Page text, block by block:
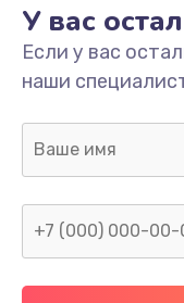
У вас
Если у вас
наши